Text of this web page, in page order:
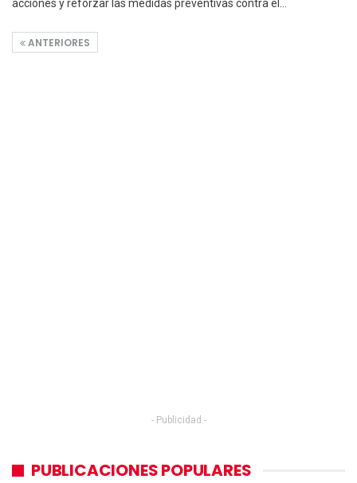
acciones y reforzar las medidas preventivas contra el …
ANTERIORES
- Publicidad -
PUBLICACIONES POPULARES